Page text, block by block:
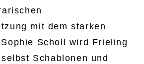
mit dem starken
Scholl wird Frieling
Schablonen und